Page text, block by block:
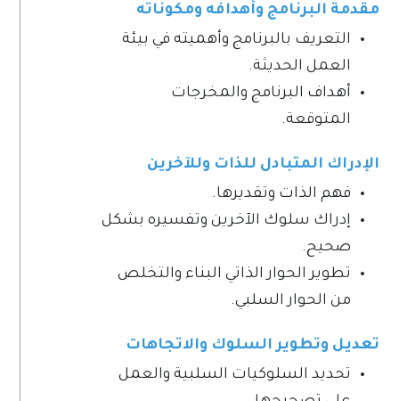
مقدمة البرنامج وأهدافه ومكوناته
التعريف بالبرنامج وأهميته في بيئة
العمل الحديثة.
أهداف البرنامج والمخرجات
المتوقعة.
الإدراك المتبادل للذات وللآخرين
فهم الذات وتقديرها.
إدراك سلوك الآخرين وتفسيره بشكل
صحيح.
تطوير الحوار الذاتي البناء والتخلص
من الحوار السلبي.
تعديل وتطوير السلوك والاتجاهات
تحديد السلوكيات السلبية والعمل